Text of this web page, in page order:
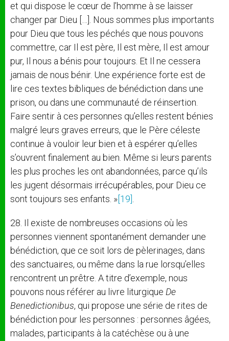
et qui dispose le cœur de l’homme à se laisser
changer par Dieu […]. Nous sommes plus importants
pour Dieu que tous les péchés que nous pouvons
commettre, car Il est père, Il est mère, Il est amour
pur, Il nous a bénis pour toujours. Et Il ne cessera
jamais de nous bénir. Une expérience forte est de
lire ces textes bibliques de bénédiction dans une
prison, ou dans une communauté de réinsertion.
Faire sentir à ces personnes qu’elles restent bénies
malgré leurs graves erreurs, que le Père céleste
continue à vouloir leur bien et à espérer qu’elles
s’ouvrent finalement au bien. Même si leurs parents
les plus proches les ont abandonnées, parce qu’ils
les jugent désormais irrécupérables, pour Dieu ce
sont toujours ses enfants. » [19]
28. Il existe de nombreuses occasions où les
personnes viennent spontanément demander une
bénédiction, que ce soit lors de pèlerinages, dans
des sanctuaires, ou même dans la rue lorsqu’elles
rencontrent un prêtre. A titre d’exemple, nous
pouvons nous référer au livre liturgique De
Benedictionibus, qui propose une série de rites de
bénédiction pour les personnes : personnes âgées,
malades, participants à la catéchèse ou à une